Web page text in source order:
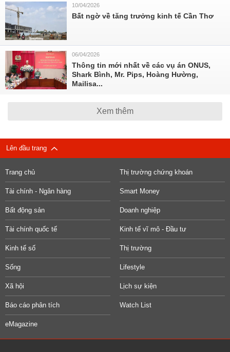
10/04/2026
Bất ngờ về tăng trưởng kinh tế Cần Thơ
06/04/2026
Thông tin mới nhất về các vụ án ONUS,
Shark Bình, Mr. Pips, Hoàng Hường,
Mailisa...
Xem thêm
Lên đầu trang
Trang chủ Thị trường chứng khoán
Tài chính - Ngân hàng Smart Money
Bất động sản Doanh nghiệp
Tài chính quốc tế Kinh tế vĩ mô - Đầu tư
Kinh tế số Thị trường
Sống Lifestyle
Xã hội Lịch sự kiện
Báo cáo phân tích Watch List
eMagazine